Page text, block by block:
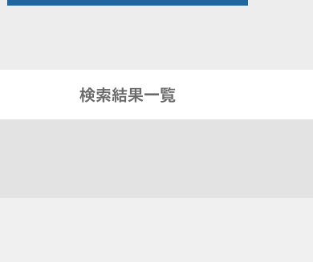
検索結果一覧